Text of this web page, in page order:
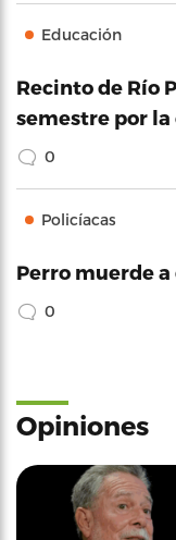
Educación
Recinto de Río
semestre por la
0
Policíacas
Perro muerde a
0
Opiniones